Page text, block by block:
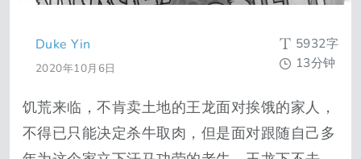
Duke Yin
2020年10月6日
5932字
13分钟
饥荒来临，不肯卖土地的王龙面对挨饿的家人，
不得已只能决定杀牛取肉，但是面对跟随自己多